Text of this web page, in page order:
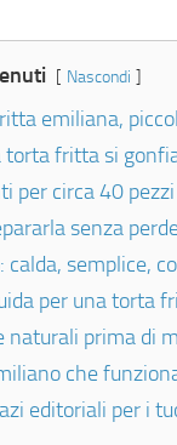
Nascondi
emiliana,
torta fritta si
per circa 40 pezzi
senza
calda, semplice,
per una torta
naturali prima di
che
editoriali per i